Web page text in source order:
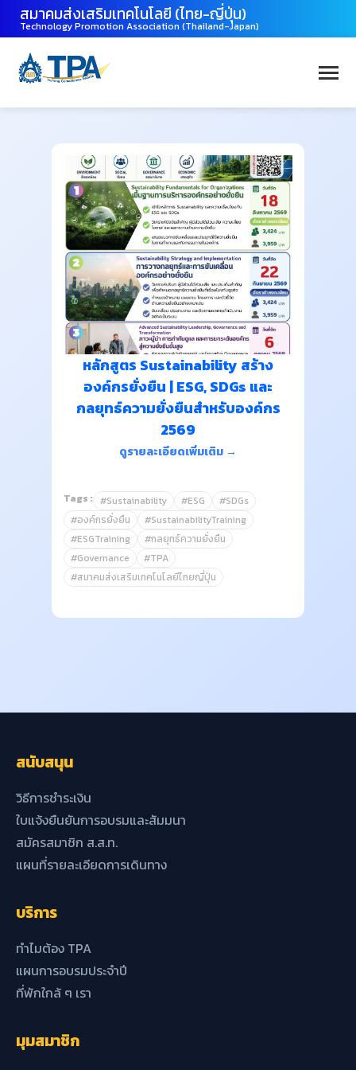
สมาคมส่งเสริมเทคโนโลยี (ไทย-ญี่ปุ่น)
Technology Promotion Association (Thailand-Japan)
หลักสูตร Sustainability สร้าง
องค์กรยั่งยืน | ESG, SDGs และ
กลยุทธ์ความยั่งยืนสำหรับองค์กร
2569
ดูรายละเอียดเพิ่มเติม →
Tags : #Sustainability #ESG
#SDGs
#องค์กรยั่งยืน
#SustainabilityTraining
#ESGTraining
#กลยุทธ์ความยั่งยืน
#Governance
#TPA
#สมาคมส่งเสริมเทคโนโลยีไทยญี่ปุ่น
สนับสนุน
วิธีการชำระเงิน
ใบแจ้งยืนยันการอบรมและสัมมนา
สมัครสมาชิก ส.ส.ท.
แผนที่รายละเอียดการเดินทาง
บริการ
ทำไมต้อง TPA
แผนการอบรมประจำปี
ที่พักใกล้ ๆ เรา
มุมสมาชิก